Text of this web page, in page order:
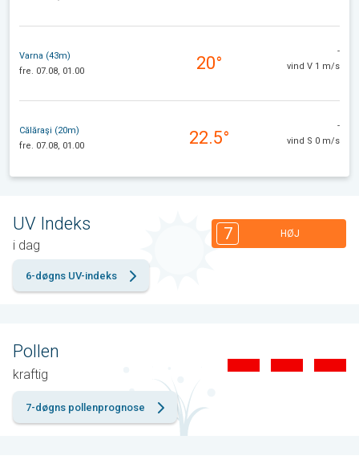
Varna (43m)
fre. 07.08, 01.00
20°
-
vind V 1 m/s
Călăraşi (20m)
fre. 07.08, 01.00
22.5°
-
vind S 0 m/s
UV Indeks
i dag
7 HØJ
6-døgns UV-indeks
Pollen
kraftig
7-døgns pollenprognose